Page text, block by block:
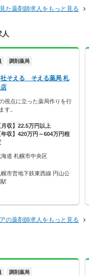
た薬剤師求人をもっと見る
人
調剤薬局
社そえる そえる薬局 札
視点に立った薬局作りを行
す。
月収】22.5万円以上
年収】420万円～604万円程
海道 札幌市中央区
幌市営地下鉄東西線 円山公
駅
の薬剤師求人をもっと見る
調剤薬局